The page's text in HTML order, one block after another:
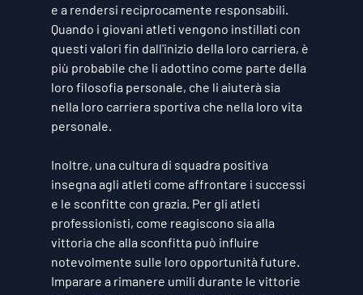
e a rendersi reciprocamente responsabili.
Quando i giovani atleti vengono instillati con
questi valori fin dall'inizio della loro carriera, è
più probabile che li adottino come parte della
loro filosofia personale, che li aiuterà sia
nella loro carriera sportiva che nella loro vita
personale.
Inoltre, una cultura di squadra positiva
insegna agli atleti come affrontare i successi
e le sconfitte con grazia. Per gli atleti
professionisti, come reagiscono sia alla
vittoria che alla sconfitta può influire
notevolmente sulle loro opportunità future.
Imparare a rimanere umili durante le vittorie